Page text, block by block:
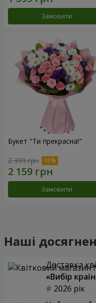
Замовити
Букет "Ти прекрасна!"
2 399 грн
Замовити
Наші
Доставка
«Вибір
2026 рік